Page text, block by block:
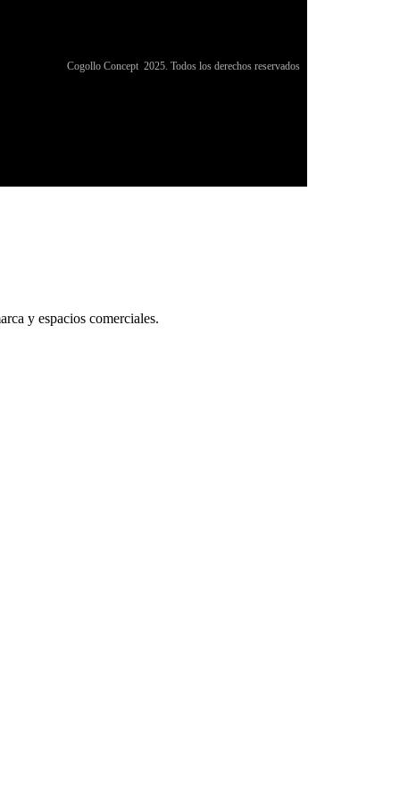
Cogollo Concept 2025. Todos los derechos reservados
y espacios comerciales.